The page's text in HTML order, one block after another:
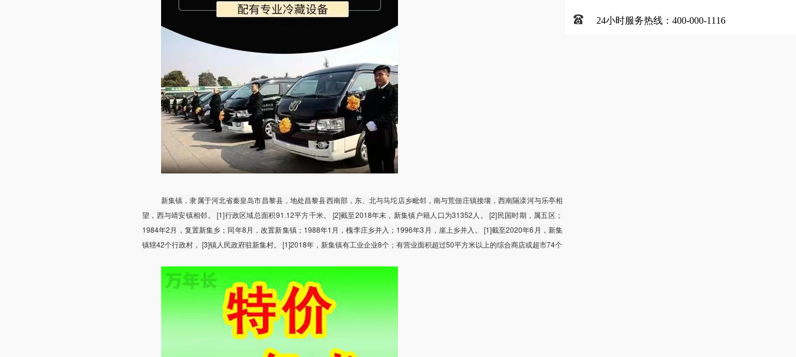
新集镇，隶属于河北省秦皇岛市昌黎县，地处昌黎县西南部，东、北与马坨店乡毗邻，南与荒佃庄镇接壤，西南隔滦河与乐亭相
望，西与靖安镇相邻。 [1]行政区域总面积91.12平方千米。 [2]截至2018年末，新集镇户籍人口为31352人。 [2]民国时期，属五区；
1984年2月，复置新集乡；同年8月，改置新集镇；1988年1月，槐李庄乡并入；1996年3月，崖上乡并入。 [1]截至2020年6月，新集
镇辖42个行政村， [3]镇人民政府驻新集村。 [1]2018年，新集镇有工业企业8个；有营业面积超过50平方米以上的综合商店或超市74个
24小时服务热线：400-000-1116